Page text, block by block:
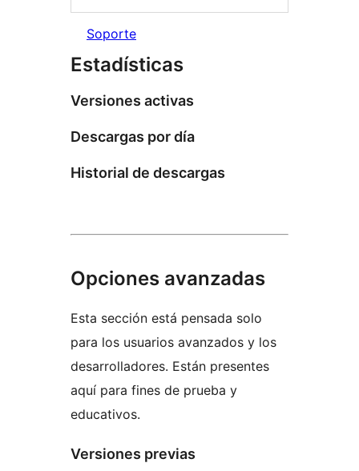
Soporte
Estadísticas
Versiones activas
Descargas por día
Historial de descargas
Opciones avanzadas
Esta sección está pensada solo
para los usuarios avanzados y los
desarrolladores. Están presentes
aquí para fines de prueba y
educativos.
Versiones previas